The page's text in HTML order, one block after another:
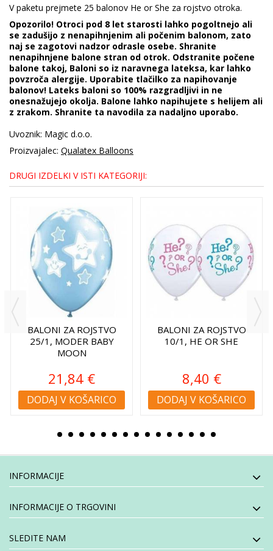
V paketu prejmete 25 balonov He or She za rojstvo otroka.
Opozorilo! Otroci pod 8 let starosti lahko pogoltnejo ali
se zadušijo z nenapihnjenim ali počenim balonom, zato
naj se zagotovi nadzor odrasle osebe. Shranite
nenapihnjene balone stran od otrok. Odstranite počene
balone takoj, Baloni so iz naravnega lateksa, kar lahko
povzroča alergije. Uporabite tlačilko za napihovanje
balonov! Lateks baloni so 100% razgradljivi in ne
onesnažujejo okolja. Balone lahko napihujete s helijem ali
z zrakom. Shranite ta navodila za nadaljno uporabo.
Uvoznik: Magic d.o.o.
Proizvajalec: Qualatex Balloons
DRUGI IZDELKI V ISTI KATEGORIJI:
BALONI ZA ROJSTVO
25/1, MODER BABY
MOON
21,84 €
DODAJ V KOŠARICO
BALONI ZA ROJSTVO
10/1, HE OR SHE
8,40 €
DODAJ V KOŠARICO
INFORMACIJE
INFORMACIJE O TRGOVINI
SLEDITE NAM